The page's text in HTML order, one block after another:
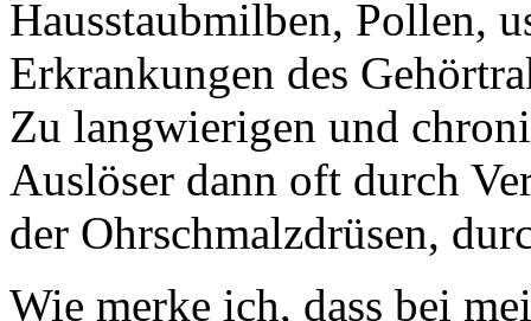
Hausstaubmilben, Pollen,
Erkrankungen des
Zu langwierigen und
Auslöser dann oft durch
der Ohrschmalzdrüsen,
Wie merke ich, dass bei